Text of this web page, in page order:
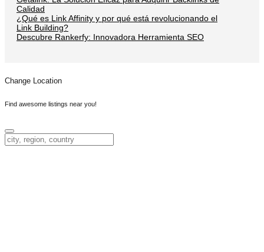
Calidad
¿Qué es Link Affinity y por qué está revolucionando el
Link Building?
Descubre Rankerfy: Innovadora Herramienta SEO
Change Location
Find awesome listings near you!
Change Location